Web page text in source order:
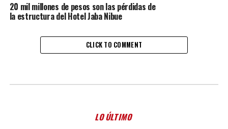
20 mil millones de pesos son las pérdidas de
la estructura del Hotel Jaba Nibue
CLICK TO COMMENT
LO ÚLTIMO